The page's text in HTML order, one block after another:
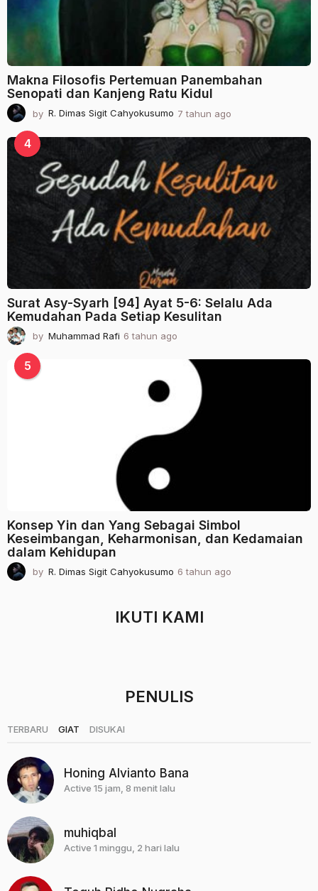
Makna Filosofis Pertemuan Panembahan
Senopati dan Kanjeng Ratu Kidul
by R. Dimas Sigit Cahyokusumo 7 tahun ago
a
u
n
a
o
4
Surat Asy-Syarh [94] Ayat 5-6: Selalu Ada
Kemudahan Pada Setiap Kesulitan
by Muhammad Rafi 6 tahun ago
g
5
Konsep Yin dan Yang Sebagai Simbol
Keseimbangan, Keharmonisan, dan Kedamaian
dalam Kehidupan
by R. Dimas Sigit Cahyokusumo 6 tahun ago
IKUTI KAMI
PENULIS
TERBARU GIAT DISUKAI
Honing Alvianto Bana
Active 15 jam, 8 menit lalu
muhiqbal
Active 1 minggu, 2 hari lalu